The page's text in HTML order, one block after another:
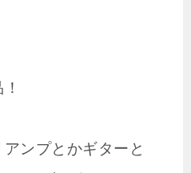
ンプとかギターと